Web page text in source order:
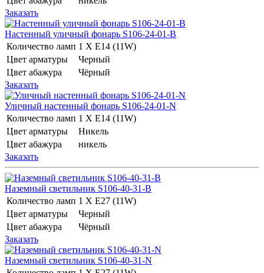
Заказать
Настенный уличный фонарь S106-24-01-B
Количество ламп 1 Х E14 (11W)
Цвет арматуры
Черный
Цвет абажура
Чёрный
Заказать
Уличный настенный фонарь S106-24-01-N
Количество ламп 1 Х E14 (11W)
Цвет арматуры
Никель
Цвет абажура
никель
Заказать
Наземный светильник S106-40-31-B
Количество ламп 1 Х E27 (11W)
Цвет арматуры
Черный
Цвет абажура
Чёрный
Заказать
Наземный светильник S106-40-31-N